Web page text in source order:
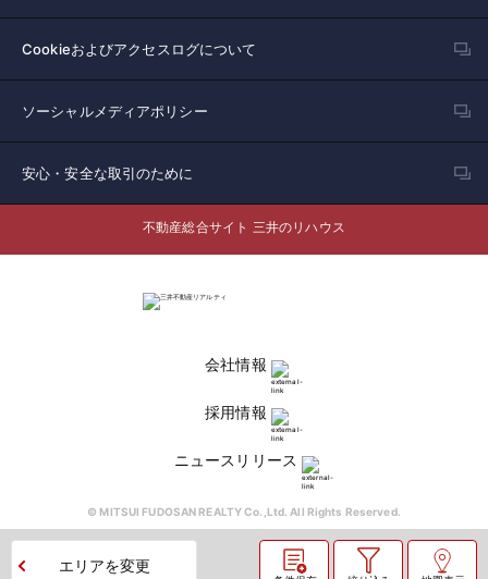
エリアを変更
Cookieおよびアクセスログについて
ソーシャルメディアポリシー
安心・安全な取引のために
不動産総合サイト 三井のリハウス
会社情報
採用情報
ニュースリリース
© MITSUI FUDOSAN REALTY Co.,Ltd. All Rights Reserved.